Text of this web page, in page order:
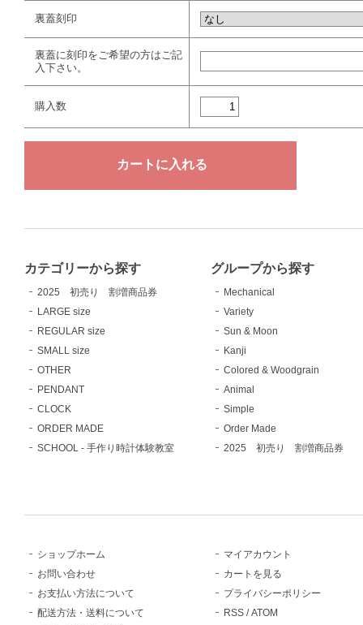
裏蓋刻印
裏蓋に刻印をご希望の方はご記
入下さい。
購入数
カテゴリーから探す
2025 初売り 割増商品券
LARGE size
REGULAR size
SMALL size
OTHER
PENDANT
CLOCK
ORDER MADE
SCHOOL - 手作り時計体験教室
グループから探す
Mechanical
Variety
Sun & Moon
Kanji
Colored & Woodgrain
Animal
Simple
Order Made
2025 初売り 割増商品券
ショップホーム
お問い合わせ
お支払い方法について
配送方法・送料について
マイアカウント
カートを見る
プライバシーポリシー
RSS /ATOM